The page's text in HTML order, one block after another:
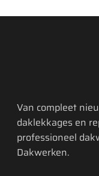
Van compleet
daklekkages en
professioneel
Dakwerken.